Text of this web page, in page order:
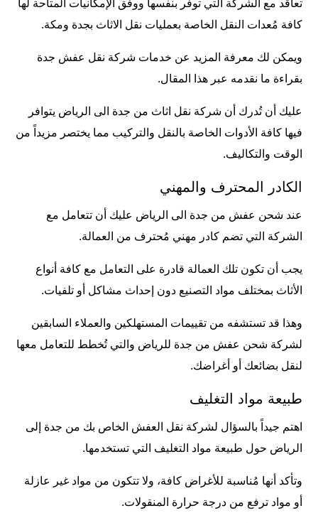
تعاقد مع الشركة التي توفر بنفسها ووفق الإمكانيات المتاحة لها
كافة مُعدات النقل الخاصة بعمليات نقل الاثاث بجدة ومكة.
ويمكن لك معرفة المزيد عن خدمات شركة نقل عفش جدة
بقراءة ما نقدمه عبر هذا المقال.
عليك أن تُدرك أن شركة نقل اثاث من جدة الى الرياض يتوافر
فيها كافة الأدوات الخاصة بالنقل والتركيب مما يختصر مزيداً من
الوقت والتكاليف.
الكادر المحترف والمهني
عند شحن عفش من جدة الى الرياض عليك أن تتعامل مع
الشركة التي تضم كادر مهني مُحترف من العمالة.
يجب أن تكون تلك العمالة قادرة على التعامل مع كافة أنواع
الأثاث بمختلف مواد التصنيع دون إحداث مشاكل أو تلفيات.
وهذا قد تستشفه من تقييمات المستهلكين والعملاء السابقين
لشركة شحن عفش من جدة للرياض والتي تُخطط للتعامل معها
لنقل بضائعك أو أغراضك.
طبيعة مواد التغليف
اهتم جيداً بالسؤال لشركة نقل العفش الخاص بك من جدة إلى
الرياض حول طبيعة مواد التغليف التي تستخدمها.
وتأكد أنها مُناسبة للأغراض كافة، ولا تتكون من مواد غير عازلة
أو مواد ترفع من درجة حرارة المنقولات.